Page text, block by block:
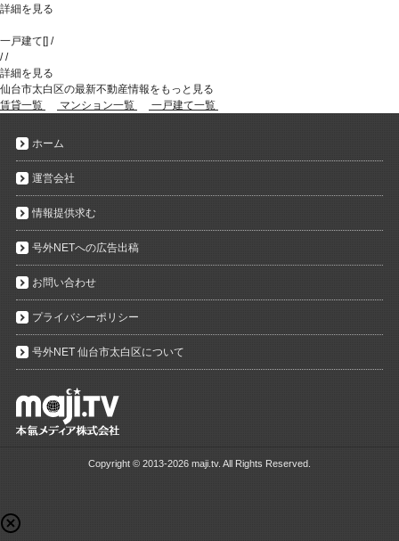
詳細を見る
一戸建て[] /
//
詳細を見る
仙台市太白区の最新不動産情報をもっと見る
賃貸一覧
マンション一覧 一戸建て一覧
ホーム
運営会社
情報提供求む
号外NETへの広告出稿
お問い合わせ
プライバシーポリシー
号外NET 仙台市太白区について
Copyright © 2013-2026 maji.tv. All Rights Reserved.